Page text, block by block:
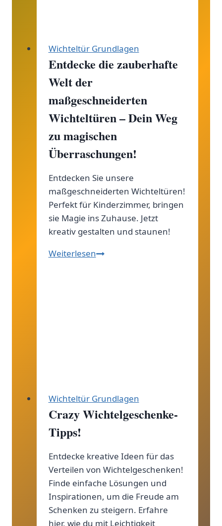
Wichteltür Grundlagen
Entdecke die zauberhafte
Welt der
maßgeschneiderten
Wichteltüren – Dein Weg
zu magischen
Überraschungen!
Entdecken Sie unsere
maßgeschneiderten Wichteltüren!
Perfekt für Kinderzimmer, bringen
sie Magie ins Zuhause. Jetzt
kreativ gestalten und staunen!
WeiterlesenEntdecke
magischen
Überraschungen!
Wichteltür Grundlagen
Crazy Wichtelgeschenke-
Tipps!
Entdecke kreative Ideen für das
Verteilen von Wichtelgeschenken!
Finde einfache Lösungen und
Inspirationen, um die Freude am
Schenken zu steigern. Erfahre
hier, wie du mit Leichtigkeit